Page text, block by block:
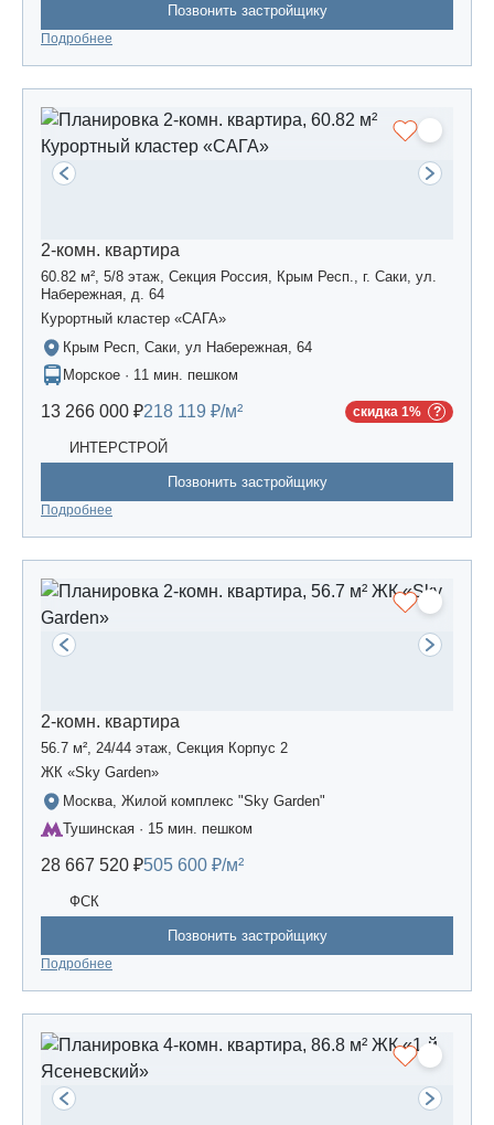
Позвонить застройщику
Подробнее
2-комн. квартира
60.82 м², 5/8 этаж, Секция Россия, Крым Респ., г. Саки, ул.
Набережная, д. 64
Курортный кластер «САГА»
Крым Респ, Саки, ул Набережная, 64
Морское · 11 мин. пешком
13 266 000 ₽218 119 ₽/м² скидка 1%
ИНТЕРСТРОЙ
Позвонить застройщику
Подробнее
2-комн. квартира
56.7 м², 24/44 этаж, Секция Корпус 2
ЖК «Sky Garden»
Москва, Жилой комплекс "Sky Garden"
Тушинская · 15 мин. пешком
28 667 520 ₽505 600 ₽/м²
ФСК
Позвонить застройщику
Подробнее